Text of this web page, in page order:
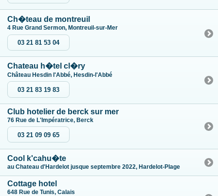
Ch�teau de montreuil
4 Rue Grand Sermon, Montreuil-sur-Mer
03 21 81 53 04
Chateau h�tel cl�ry
Château Hesdin l'Abbé, Hesdin-l'Abbé
03 21 83 19 83
Club hotelier de berck sur mer
76 Rue de L'Impératrice, Berck
03 21 09 09 65
Cool k'cahu�te
au Chateau d'Hardelot jusque septembre 2022, Hardelot-Plage
Cottage hotel
648 Rue de Tunis, Calais